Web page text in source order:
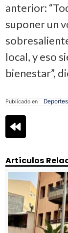
anterior:
suponer un
local, y eso
bienestar”,
Publicado en Deportes
Navegación
de
Artículos